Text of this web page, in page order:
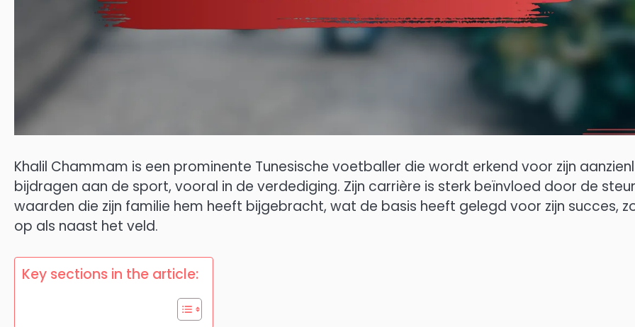
Khalil Chammam is een prominente Tunesische voetballer die wordt erkend voor zijn
bijdragen aan de sport, vooral in de verdediging. Zijn carrière is sterk beïnvloed door de
waarden die zijn familie hem heeft bijgebracht, wat de basis heeft gelegd voor zijn succes,
op als naast het veld.
Key sections in the article: